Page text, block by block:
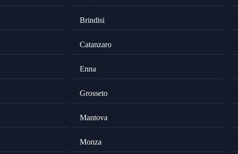
Brindisi
Catanzaro
Enna
Grosseto
Mantova
Monza